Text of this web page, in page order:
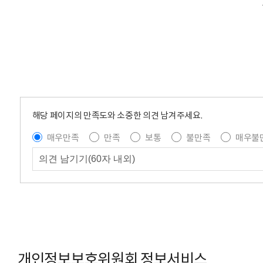
해당 페이지의 만족도와 소중한 의견 남겨주세요.
매우만족
만족 보통 불만족 매우불